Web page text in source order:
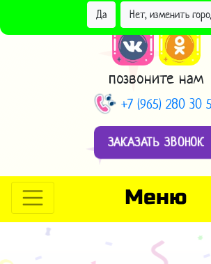
Да Нет, изменить
позвоните нам
+7 (965) 280 30
ЗАКАЗАТЬ ЗВОНОК
Меню